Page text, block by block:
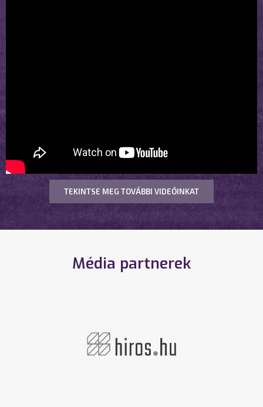
TEKINTSE MEG TOVÁBBI VIDEÓINKAT
Média partnerek